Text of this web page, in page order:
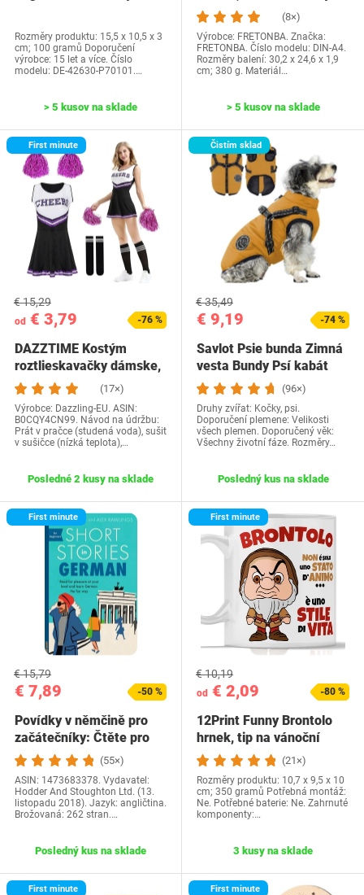
Rozměry produktu: 15,5 x 10,5 x 3
cm; 100 gramů Doporučení
výrobce: 15 let a více. Číslo
modelu: DE-42630-P70101.…
> 5 kusov na sklade
dosiek, priehľadné…
(8×)
Výrobce: FRETONBA. Značka:
FRETONBA. Číslo modelu: DIN-A4.
Rozměry balení: 30,2 x 24,6 x 1,9
cm; 380 g. Materiál…
> 5 kusov na sklade
First minute
od € 3,79
€ 15,29
-76 %
DAZZTIME Kostým
roztlieskavačky dámske,
kostým…
(17×)
Výrobce: Dazzling-EU. ASIN:
B0CQY4CN99. Návod na údržbu:
Prát v pračce (studená voda), sušit
v sušičce (nízká teplota),…
Posledné 2 kusy na sklade
Čistím sklad
€ 9,19
€ 35,49
-74 %
Savlot Psie bunda Zimná
vesta Bundy Psí kabát
Psí sveter…
(96×)
Druhy zvířat: Kočky, psi.
Doporučení plemene: Velikosti
všech plemen. Doporučený věk:
Všechny životní fáze. Rozměry…
Posledný kus na sklade
First minute
€ 7,89
€ 15,79
-50 %
Povídky v němčině pro
začátečníky: Čtěte pro
radost na své…(55×)
ASIN: 1473683378. Vydavatel:
Hodder And Stoughton Ltd. (13.
listopadu 2018). Jazyk: angličtina.
Brožovaná: 262 stran.…
Posledný kus na sklade
First minute
od € 2,09
€ 10,19
-80 %
12Print Funny Brontolo
hrnek, tip na vánoční
dárek a…
(21×)
Rozměry produktu: 10,7 x 9,5 x 10
cm; 350 gramů Potřebná montáž:
Ne. Potřebné baterie: Ne. Zahrnuté
komponenty:…
3 kusy na sklade
First minute First minute